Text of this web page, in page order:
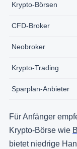
Krypto-Börsen
CFD-Broker
Neobroker
Krypto-Trading
Sparplan-Anbieter
Für Anfänger
Krypto-Börse wie
bietet niedrige